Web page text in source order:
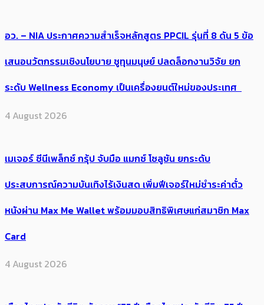
อว. – NIA ประกาศความสำเร็จหลักสูตร PPCIL รุ่นที่ 8 ดัน 5 ข้อ
เสนอนวัตกรรมเชิงนโยบาย ชูทุนมนุษย์ ปลดล็อกงานวิจัย ยก
ระดับ Wellness Economy เป็นเครื่องยนต์ใหม่ของประเทศ
4 August 2026
เมเจอร์ ซีนีเพล็กซ์ กรุ้ป จับมือ แมกซ์ โซลูชัน ยกระดับ
ประสบการณ์ความบันเทิงไร้เงินสด เพิ่มฟีเจอร์ใหม่ชำระค่าตั๋ว
หนังผ่าน Max Me Wallet พร้อมมอบสิทธิพิเศษแก่สมาชิก Max
Card
4 August 2026